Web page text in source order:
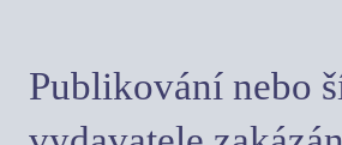
Publikování nebo